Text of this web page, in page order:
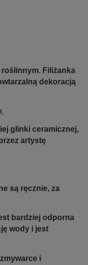
roślinnym. Filiżanka
dekoracją
glinki ceramicznej,
artystę
są ręcznie, za
bardziej odporna
wody i jest
i